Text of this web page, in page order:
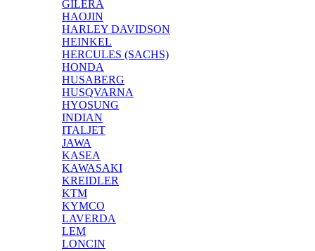
GILERA
HAOJIN
HARLEY DAVIDSON
HEINKEL
HERCULES (SACHS)
HONDA
HUSABERG
HUSQVARNA
HYOSUNG
INDIAN
ITALJET
JAWA
KASEA
KAWASAKI
KREIDLER
KTM
KYMCO
LAVERDA
LEM
LONCIN